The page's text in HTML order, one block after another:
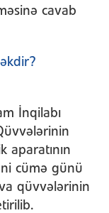
cavab
İnqilabı
aparatının
cümə günü
qüvvələrinin